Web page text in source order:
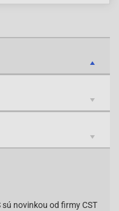
sú novinkou od firmy CST